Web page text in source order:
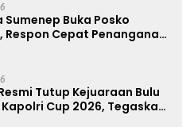
Sumenep Buka Posko
Respon Cepat Penanganan
Tutup Kejuaraan Bulu
Cup 2026, Tegaskan